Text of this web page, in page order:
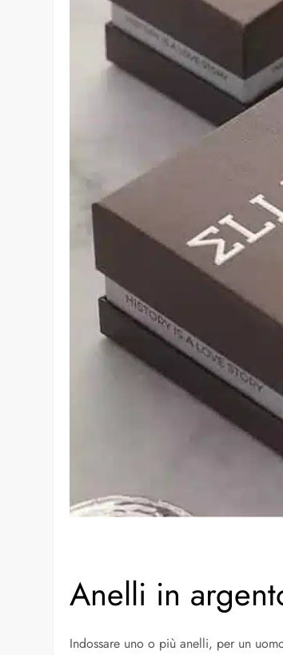
Anelli in
Indossare uno o più anelli, per un